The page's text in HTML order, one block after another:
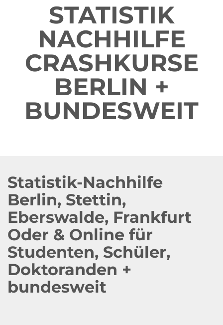
STATISTIK
NACHHILFE
CRASHKURSE
BERLIN +
BUNDESWEIT
Statistik-Nachhilfe
Berlin, Stettin,
Eberswalde, Frankfurt
Oder & Online für
Studenten, Schüler,
Doktoranden +
bundesweit